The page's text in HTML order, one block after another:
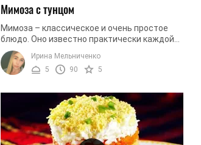
Мимоза с тунцом
Мимоза – классическое и очень простое
блюдо. Оно известно практически каждой
хозяйке. Ингредиенты салата легко
доступны. В комплексе они создают ...
Ирина Мельниченко
5
90 5